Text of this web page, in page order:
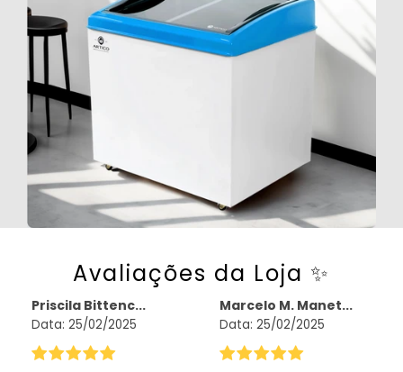
Avaliações da Loja ✨
Priscila Bittenc...
Data: 25/02/2025
Marcelo M. Manet...
Data: 25/02/2025